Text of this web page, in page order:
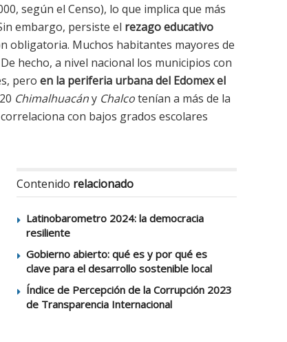
según el Censo), lo que implica que más
embargo, persiste el rezago educativo
obligatoria. Muchos habitantes mayores de
hecho, a nivel nacional los municipios con
pero en la periferia urbana del Edomex el
Chimalhuacány Chalcotenían a más de la
con bajos grados escolares
Contenido relacionado
Latinobarometro 2024: la democracia
resiliente
Gobierno abierto: qué es y por qué es
clave para el desarrollo sostenible local
Índice de Percepción de la Corrupción 2023
de Transparencia Internacional